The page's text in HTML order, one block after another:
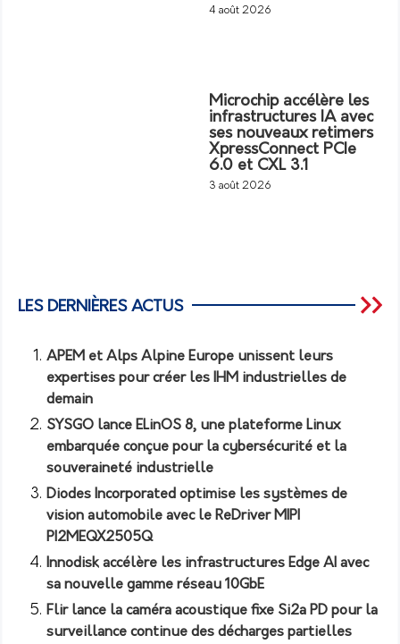
4 août 2026
Microchip accélère les
infrastructures IA avec
ses nouveaux retimers
XpressConnect PCIe
6.0 et CXL 3.1
3 août 2026
LES DERNIÈRES ACTUS
APEM et Alps Alpine Europe unissent leurs
expertises pour créer les IHM industrielles de
demain
SYSGO lance ELinOS 8, une plateforme Linux
embarquée conçue pour la cybersécurité et la
souveraineté industrielle
Diodes Incorporated optimise les systèmes de
vision automobile avec le ReDriver MIPI
PI2MEQX2505Q
Innodisk accélère les infrastructures Edge AI avec
sa nouvelle gamme réseau 10GbE
Flir lance la caméra acoustique fixe Si2a PD pour la
surveillance continue des décharges partielles